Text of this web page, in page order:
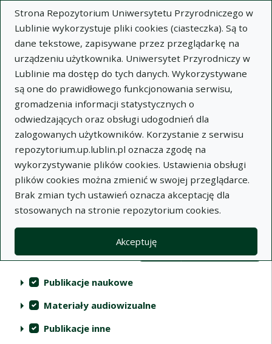
Strona Repozytorium Uniwersytetu Przyrodniczego w
Lublinie wykorzystuje pliki cookies (ciasteczka). Są to
dane tekstowe, zapisywane przez przeglądarkę na
urządzeniu użytkownika. Uniwersytet Przyrodniczy w
Lublinie ma dostęp do tych danych. Wykorzystywane
są one do prawidłowego funkcjonowania serwisu,
gromadzenia informacji statystycznych o
odwiedzających oraz obsługi udogodnień dla
zalogowanych użytkowników. Korzystanie z serwisu
repozytorium.up.lublin.pl oznacza zgodę na
wykorzystywanie plików cookies. Ustawienia obsługi
plików cookies można zmienić w swojej przeglądarce.
Brak zmian tych ustawień oznacza akceptację dla
stosowanych na stronie repozytorium cookies.
Akceptuję
Wyszukaj
Repozytorium Uniwersytetu
Przyrodniczego w Lublinie
Kolekcje
Lista wyników wyszukiwania
Filtry wyszukiwania (automatyczne
Akcje na kolekcjach
Kolekcje (automatyczne przeładowanie treści)
Publikacje naukowe
Materiały audiowizualne
Publikacje inne